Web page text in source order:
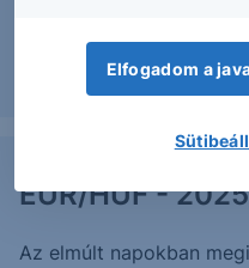
2025. február 4.
EUR/HUF -
Az elmúlt napokban
Elfogadom a